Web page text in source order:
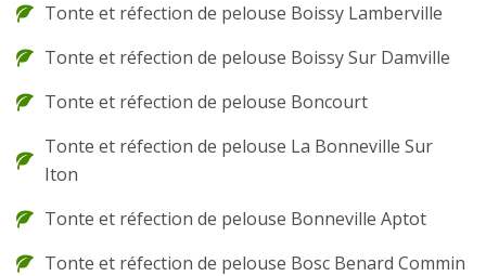
Tonte et réfection de pelouse Boissy Lamberville
Tonte et réfection de pelouse Boissy Sur Damville
Tonte et réfection de pelouse Boncourt
Tonte et réfection de pelouse La Bonneville Sur
Iton
Tonte et réfection de pelouse Bonneville Aptot
Tonte et réfection de pelouse Bosc Benard Commin